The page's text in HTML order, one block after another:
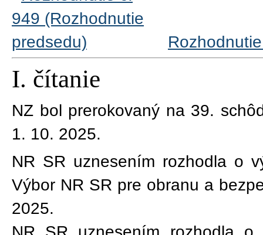
I. čítanie
NZ bol prerokovaný na 39.
1. 10. 2025.
NR SR uznesením rozhodla o
Výbor NR SR pre obranu a
2025.